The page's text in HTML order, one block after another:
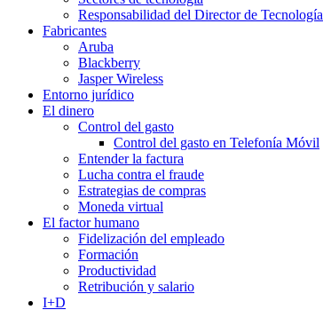
Responsabilidad del Director de Tecnología
Fabricantes
Aruba
Blackberry
Jasper Wireless
Entorno jurídico
El dinero
Control del gasto
Control del gasto en Telefonía Móvil
Entender la factura
Lucha contra el fraude
Estrategias de compras
Moneda virtual
El factor humano
Fidelización del empleado
Formación
Productividad
Retribución y salario
I+D